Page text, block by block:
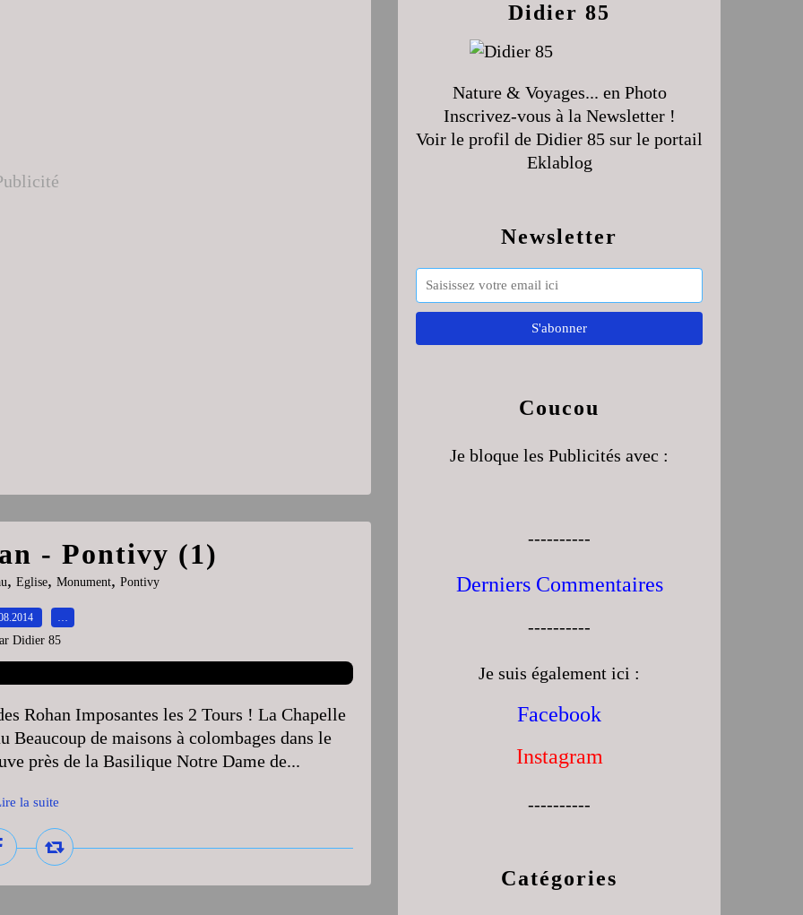
- Pontivy (1)
, Eglise, Monument, Pontivy
…
Didier 85
Rohan Imposantes les 2 Tours ! La Chapelle
Beaucoup de maisons à colombages dans le
près de la Basilique Notre Dame de...
la suite
Newsletter
Catégories
Didier 85
Nature & Voyages... en Photo
Inscrivez-vous à la Newsletter !
Voir le profil de Didier 85 sur le portail
Eklablog
Coucou
Je bloque les Publicités avec :
----------
Derniers Commentaires
----------
Je suis également ici :
Facebook
Instagram
----------